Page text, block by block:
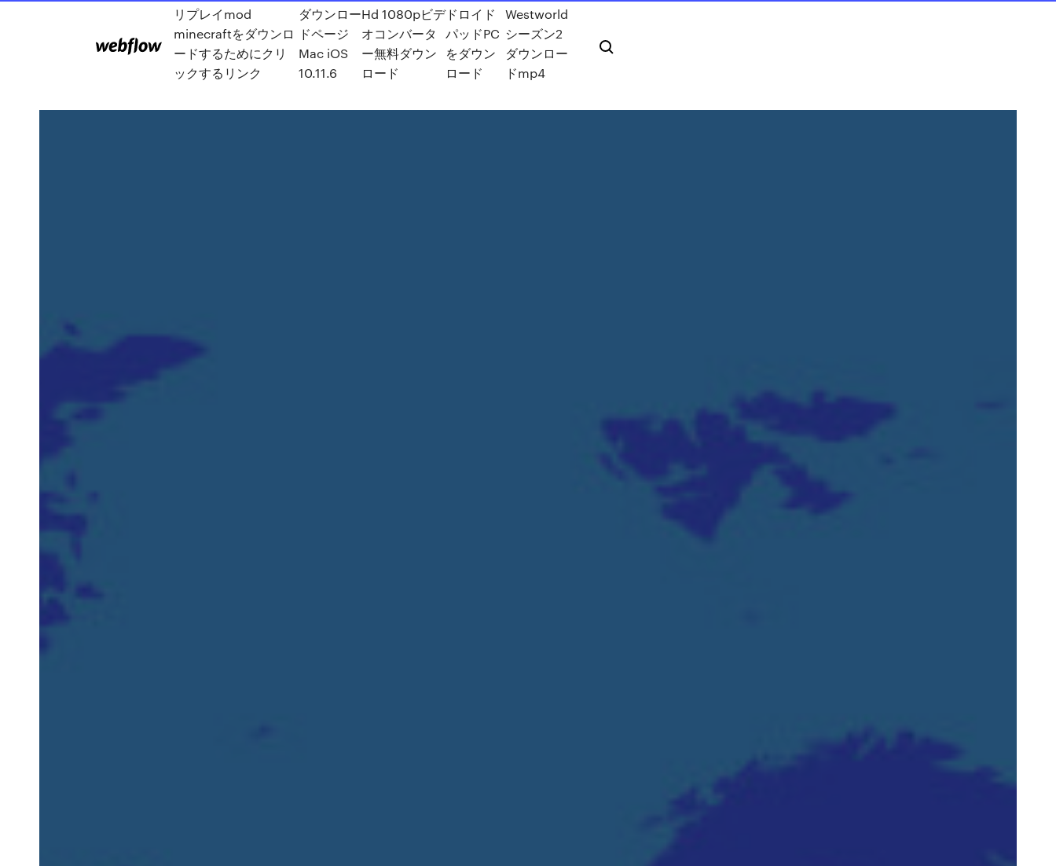
リプレイmod
minecraftをダウンロ
ードするためにクリ
ックするリンク
ダウンロー
ドページ
Mac iOS
10.11.6
Hd 1080pビデ
オコンバータ
ー無料ダウン
ロード
ドロイド
パッドPC
をダウン
ロード
Westworld
シーズン2
ダウンロー
ドmp4